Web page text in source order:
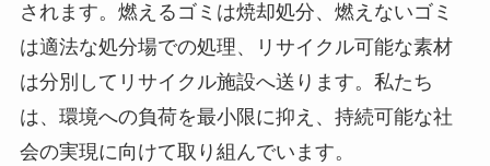
されます。燃えるゴミは焼却処分、燃えないゴミ
は適法な処分場での処理、リサイクル可能な素材
は分別してリサイクル施設へ送ります。私たち
は、環境への負荷を最小限に抑え、持続可能な社
会の実現に向けて取り組んでいます。